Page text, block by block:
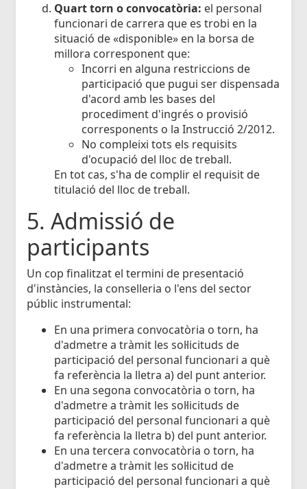
Quart torn o convocatòria: el personal
funcionari de carrera que es trobi en la
situació de «disponible» en la borsa de
millora corresponent que:
Incorri en alguna restriccions de
participació que pugui ser dispensada
d'acord amb les bases del
procediment d'ingrés o provisió
corresponents o la Instrucció 2/2012.
No compleixi tots els requisits
d'ocupació del lloc de treball.
En tot cas, s'ha de complir el requisit de
titulació del lloc de treball.
5. Admissió de
participants
Un cop finalitzat el termini de presentació
d'instàncies, la conselleria o l'ens del sector
públic instrumental:
En una primera convocatòria o torn, ha
d'admetre a tràmit les sol·licituds de
participació del personal funcionari a què
fa referència la lletra a) del punt anterior.
En una segona convocatòria o torn, ha
d'admetre a tràmit les sol·licituds de
participació del personal funcionari a què
fa referència la lletra b) del punt anterior.
En una tercera convocatòria o torn, ha
d'admetre a tràmit les sol·licitud de
participació del personal funcionari a què